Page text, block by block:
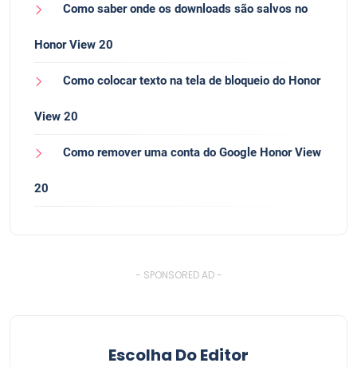
Como saber onde os downloads são salvos no
Honor View 20
Como colocar texto na tela de bloqueio do Honor
View 20
Como remover uma conta do Google Honor View
20
- SPONSORED AD -
Escolha Do Editor